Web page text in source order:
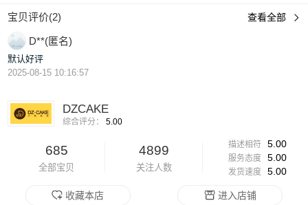
宝贝评价(2) 查看全部 
D**(匿名)
默认好评
2025-08-15 10:16:57
DZCAKE
综合评分：5.00
685
全部宝贝
4899
关注人数
描述相符 5.00
服务态度 5.00
发货速度 5.00
收藏本店 进入店铺